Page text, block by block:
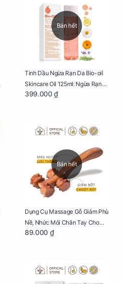
Bán hết
Tinh Dầu Ngừa Rạn Da Bio-oil
Skincare Oil 125ml: Ngừa Rạn
Da, Chăm Sóc Da Toàn Diện
399.000 ₫
Bán hết
Dụng Cụ Massage Gỗ Giảm Phù
Nề, Nhức Mỏi Chân Tay Cho
Mẹ Bầu
89.000 ₫